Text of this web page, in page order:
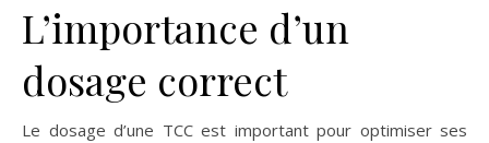
L’importance d’un
dosage correct
Le dosage d’une TCC est important pour optimiser ses